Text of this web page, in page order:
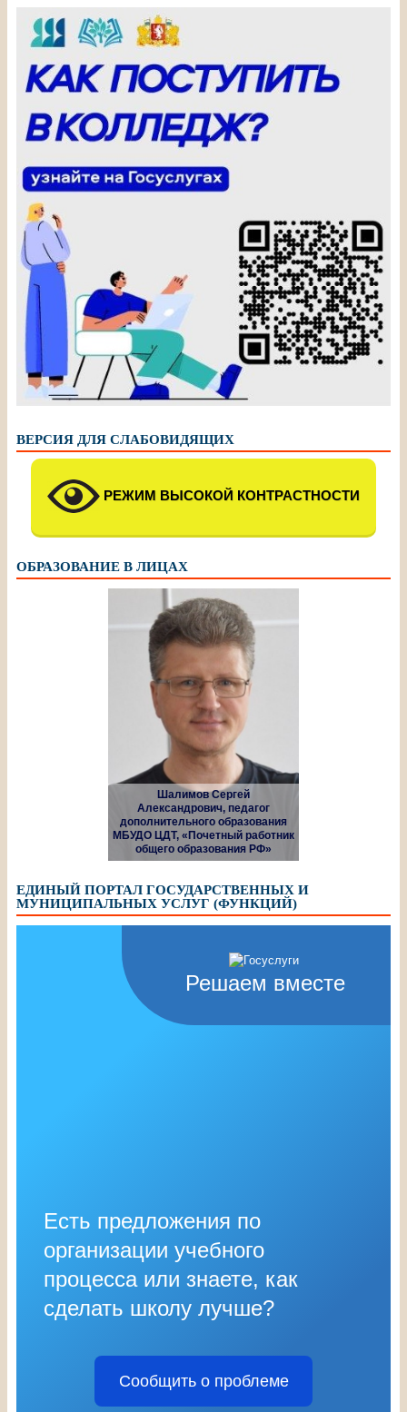
ВЕРСИЯ ДЛЯ СЛАБОВИДЯЩИХ
РЕЖИМ ВЫСОКОЙ КОНТРАСТНОСТИ
ОБРАЗОВАНИЕ В ЛИЦАХ
Шалимов Сергей
Александрович, педагог
дополнительного образования
МБУДО ЦДТ, «Почетный работник
общего образования РФ»
ЕДИНЫЙ ПОРТАЛ ГОСУДАРСТВЕННЫХ И
МУНИЦИПАЛЬНЫХ УСЛУГ (ФУНКЦИЙ)
Решаем вместе
Есть предложения по
организации учебного
процесса или знаете, как
сделать школу лучше?
Сообщить о проблеме